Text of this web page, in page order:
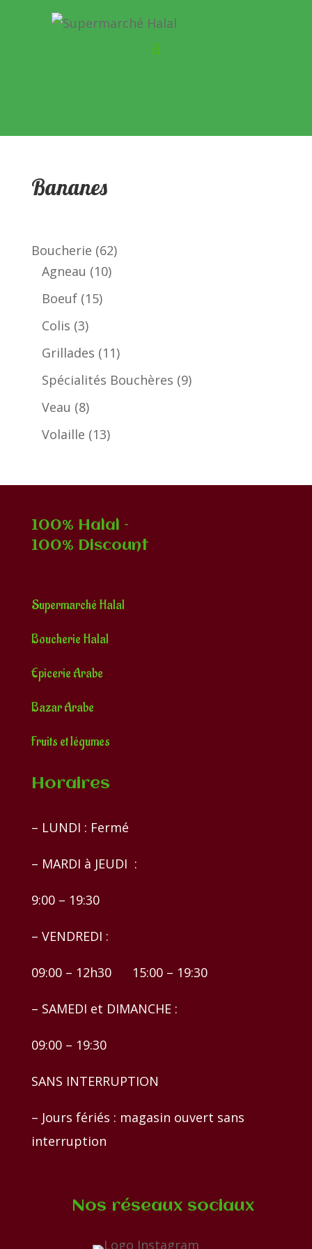
Bananes
Boucherie 6262
Agneau 1010
Boeuf 1515
Colis 33
produits
Grillades 1111
produits
Spécialités Bouchères 99
Veau 88
produits
Volaille 1313
100% Halal –
100% Discount
Supermarché Halal
Boucherie Halal
Epicerie Arabe
Bazar Arabe
Fruits et légumes
Horaires
– LUNDI : Fermé
– MARDI à JEUDI :
9:00 – 19:30
– VENDREDI :
09:00 – 12h30 15:00 – 19:30
– SAMEDI et DIMANCHE :
09:00 – 19:30
SANS INTERRUPTION
– Jours fériés : magasin ouvert sans
interruption
Nos réseaux sociaux